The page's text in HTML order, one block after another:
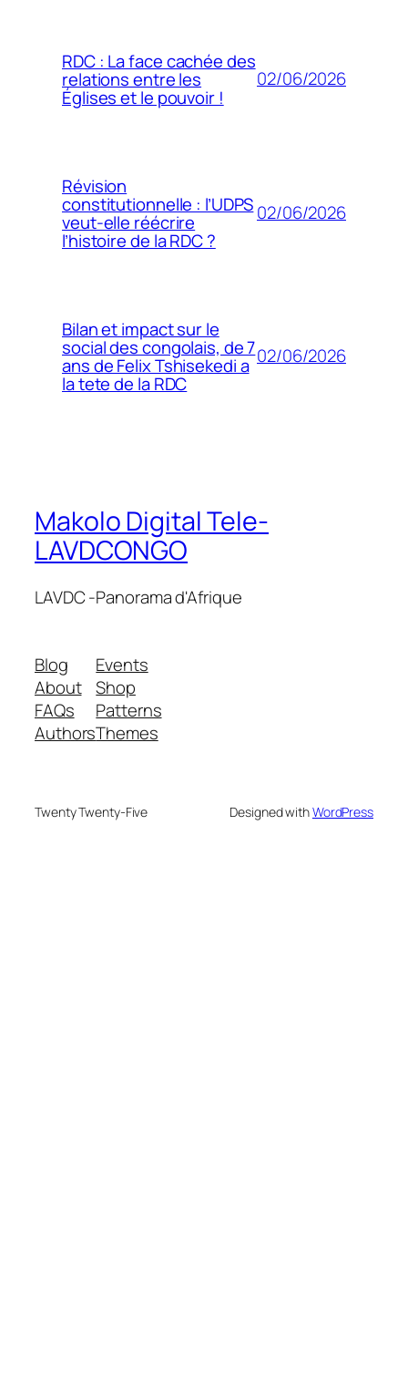
RDC : La face cachée des
relations entre les
Églises et le pouvoir !
02/06/2026
Révision
constitutionnelle : l’UDPS
veut-elle réécrire
l’histoire de la RDC ?
02/06/2026
Bilan et impact sur le
social des congolais, de 7
ans de Felix Tshisekedi a
la tete de la RDC
02/06/2026
Makolo Digital Tele-
LAVDCONGO
LAVDC -Panorama d'Afrique
Blog
About
FAQs
Authors
Events
Shop
Patterns
Themes
Twenty Twenty-Five Designed withWordPress